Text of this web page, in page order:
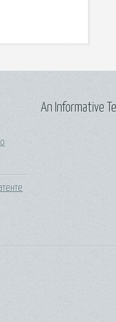
An Informative